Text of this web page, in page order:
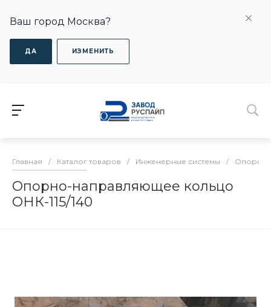
Ваш город Москва?
ДА ИЗМЕНИТЬ
Главная / Каталог товаров / Инженерные системы / Опорно-
Опорно-направляющее кольцо
ОНК-115/140